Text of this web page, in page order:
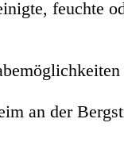
feuchte
an der